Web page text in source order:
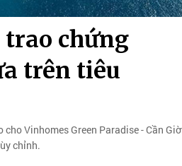
trao chứng
trên tiêu
Vinhomes Green Paradise - Cần Giờ
chỉnh.